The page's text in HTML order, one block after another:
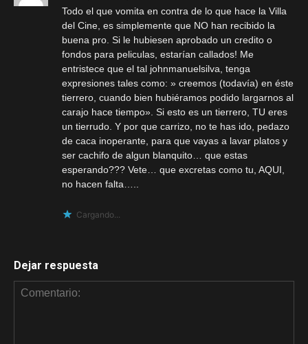
Todo el que vomita en contra de lo que hace la Villa
del Cine, es simplemente que NO han recibido la
buena pro. Si le hubiesen aprobado un credito o
fondos para peliculas, estarían callados! Me
entristece que el tal johnmanuelsilva, tenga
expresiones tales como: » creemos (todavía) en éste
tierrero, cuando bien hubiéramos podido largarnos al
carajo hace tiempo». Si esto es un tierrero, TU eres
un tierrudo. Y por que carrizo, no te has ido, pedazo
de caca inoperante, para que vayas a lavar platos y
ser cachifo de algun blanquito… que estas
esperando??? Vete… que excretas como tu, AQUI,
no hacen falta…..
Cargando...
Dejar respuesta